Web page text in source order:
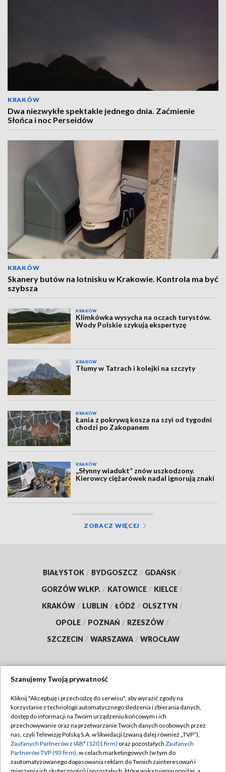
KRAKÓW
Dwa niezwykłe spektakle jednego dnia. Zaćmienie
Słońca i noc Perseidów
KRAKÓW
Skanery butów na lotnisku w Krakowie. Kontrola ma być
szybsza
KRAKÓW
Klimkówka wysycha na oczach turystów.
Wody Polskie szykują ekspertyzę
KRAKÓW
Tłumy w Tatrach i kolejki na szczyty
KRAKÓW
Łania z pokrywą kosza na szyi od tygodni
chodzi po Zakopanem
KRAKÓW
„Słynny wiadukt” znów uszkodzony.
Kierowcy ciężarówek nadal ignorują znaki
ZOBACZ WIĘCEJ
BIAŁYSTOK / BYDGOSZCZ / GDAŃSK /
GORZÓW WLKP. / KATOWICE / KIELCE /
KRAKÓW / LUBLIN / ŁÓDŹ / OLSZTYN /
OPOLE / POZNAŃ / RZESZÓW /
SZCZECIN / WARSZAWA / WROCŁAW
TVP
Abonament TVP
Emisja w TVP
Centrum informacji TVP
Regulamin TVP
Polityka prywatności
Moje zgody
Szanujemy Twoją prywatność
Kliknij "Akceptuję i przechodzę do serwisu", aby wyrazić zgody na
korzystanie z technologii automatycznego śledzenia i zbierania danych,
dostęp do informacji na Twoim urządzeniu końcowym i ich
przechowywanie oraz na przetwarzanie Twoich danych osobowych przez
nas, czyli Telewizję Polską S.A. w likwidacji (zwaną dalej również „TVP”),
Zaufanych Partnerów z IAB* (1201 firm) oraz pozostałych Zaufanych
Partnerów TVP (93 firm), w celach marketingowych (w tym do
zautomatyzowanego dopasowania reklam do Twoich zainteresowań i